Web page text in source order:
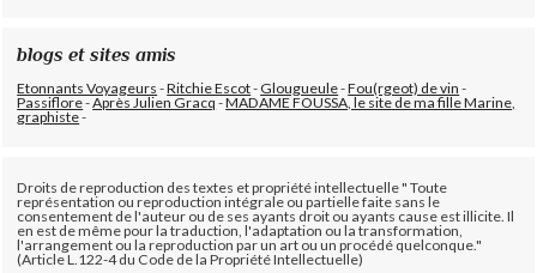
blogs et sites amis
Etonnants Voyageurs -Ritchie Escot-Glougueule-Fou(rgeot) de vin -
Passiflore-Après Julien Gracq-MADAME FOUSSA, le site de ma fille Marine,
graphiste-
Droits de reproduction des textes et propriété intellectuelle " Toute
représentation ou reproduction intégrale ou partielle faite sans le
consentement de l'auteur ou de ses ayants droit ou ayants cause est illicite. Il
en est de même pour la traduction, l'adaptation ou la transformation,
l'arrangement ou la reproduction par un art ou un procédé quelconque."
(Article L.122-4 du Code de la Propriété Intellectuelle)